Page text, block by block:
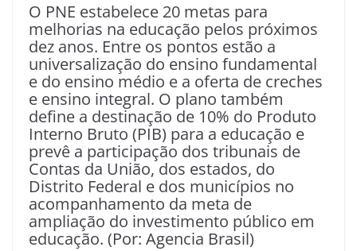
O PNE estabelece 20 metas para
melhorias na educação pelos próximos
dez anos. Entre os pontos estão a
universalização do ensino fundamental
e do ensino médio e a oferta de creches
e ensino integral. O plano também
define a destinação de 10% do Produto
Interno Bruto (PIB) para a educação e
prevê a participação dos tribunais de
Contas da União, dos estados, do
Distrito Federal e dos municípios no
acompanhamento da meta de
ampliação do investimento público em
educação. (Por: Agencia Brasil)